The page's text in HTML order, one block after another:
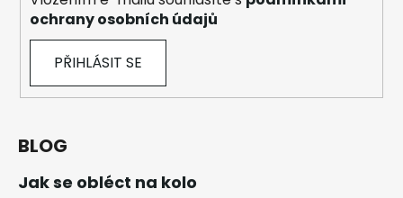
ochrany osobních údajů
PŘIHLÁSIT SE
BLOG
Jak se obléct na kolo